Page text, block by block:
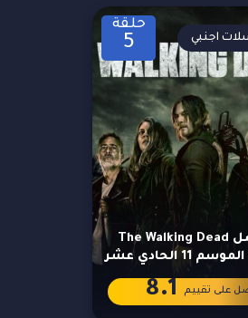
حلقة
5
مسلسل The Walking Dead
اجنبي
على تقييم 8.1